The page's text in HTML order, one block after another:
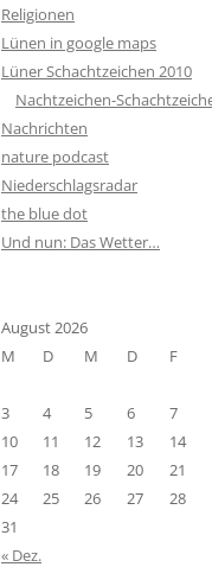
Religionen
Lünen in google maps
Lüner Schachtzeichen 2010
Nachtzeichen-
Nachrichten
nature podcast
Niederschlagsradar
the blue dot
Und nun: Das Wetter…
August 2026
M
D M D F
3
4 5 6 7
10
11 12 13 14
17
18 19 20 21
24
25 26 27 28
31
« Dez.